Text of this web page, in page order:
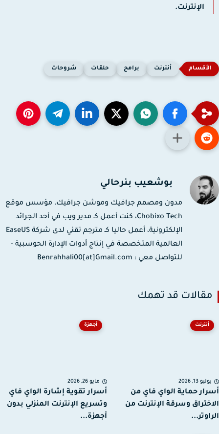
الإنترنت.
أنترنت برامج حلقات شروحات
بوشعيب بنرحالي
مدون ومصمم جرافيك وموشن جرافيك، مؤسس موقع
Chobixo Tech، كنت أعمل كـ مدير ويب في أحد الجرائد
الإلكترونية، أعمل حاليا كـ مترجم تقني لدى شركة EaseUS
العالمية المتخصصة في إنتاج أدوات الإدارة الحوسبية -
للتواصل معي : Benrahhali00[at]Gmail.com
قد تهمك
أنترنت
13, 2026
حماية الواي فاي من
وسرقة الإنترنت من
أجهزة
مايو 26, 2026
أسرار تقوية إشارة الواي فاي
وتسريع الإنترنت المنزلي بدون
أجهزة...